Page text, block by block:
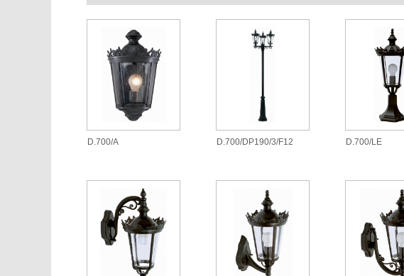
D.700/A D.700/DP190/3/F12 D.700/LE